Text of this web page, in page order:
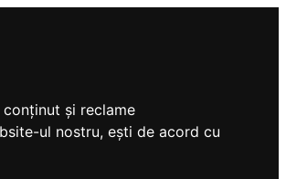
și reclame
ul nostru, ești de acord cu